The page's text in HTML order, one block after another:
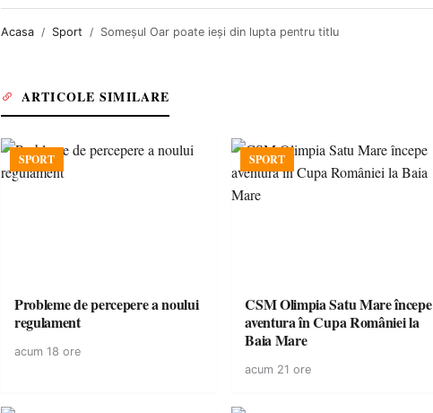
Acasa Sport Someşul Oar poate ieşi din lupta pentru titlu
ARTICOLE SIMILARE
SPORT
Probleme de percepere a noului
regulament
acum 18 ore
SPORT
CSM Olimpia Satu Mare începe
aventura în Cupa României la
Baia Mare
acum 21 ore